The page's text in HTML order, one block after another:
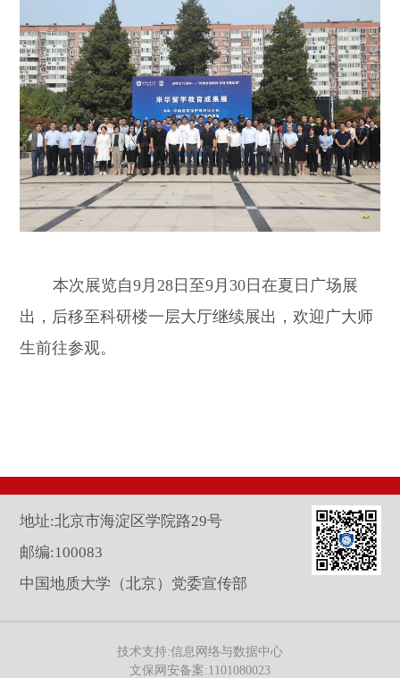
本次展览自9月28日至9月30日在夏日广场展
出，后移至科研楼一层大厅继续展出，欢迎广大师
生前往参观。
地址:北京市海淀区学院路29号
邮编:100083
中国地质大学（北京）党委宣传部
技术支持:信息网络与数据中心
文保网安备案:1101080023